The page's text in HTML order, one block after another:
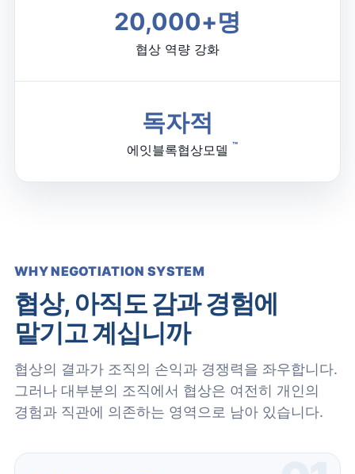
20,000+명
협상 역량 강화
독자적
에잇블록협상모델 ™
WHY NEGOTIATION SYSTEM
협상, 아직도 감과 경험에
맡기고 계십니까
협상의 결과가 조직의 손익과 경쟁력을 좌우합니다.
그러나 대부분의 조직에서 협상은 여전히 개인의
경험과 직관에 의존하는 영역으로 남아 있습니다.